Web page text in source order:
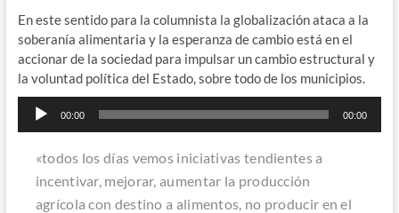
En este sentido para la columnista la globalización ataca a la
soberanía alimentaria y la esperanza de cambio está en el
accionar de la sociedad para impulsar un cambio estructural y
la voluntad política del Estado, sobre todo de los municipios.
Reproductor
00:00 00:00
«todos los días vemos iniciativas tendientes a
incentivar, mejorar, aumentar la producción
agrícola con destino a alimentos, no producir en el